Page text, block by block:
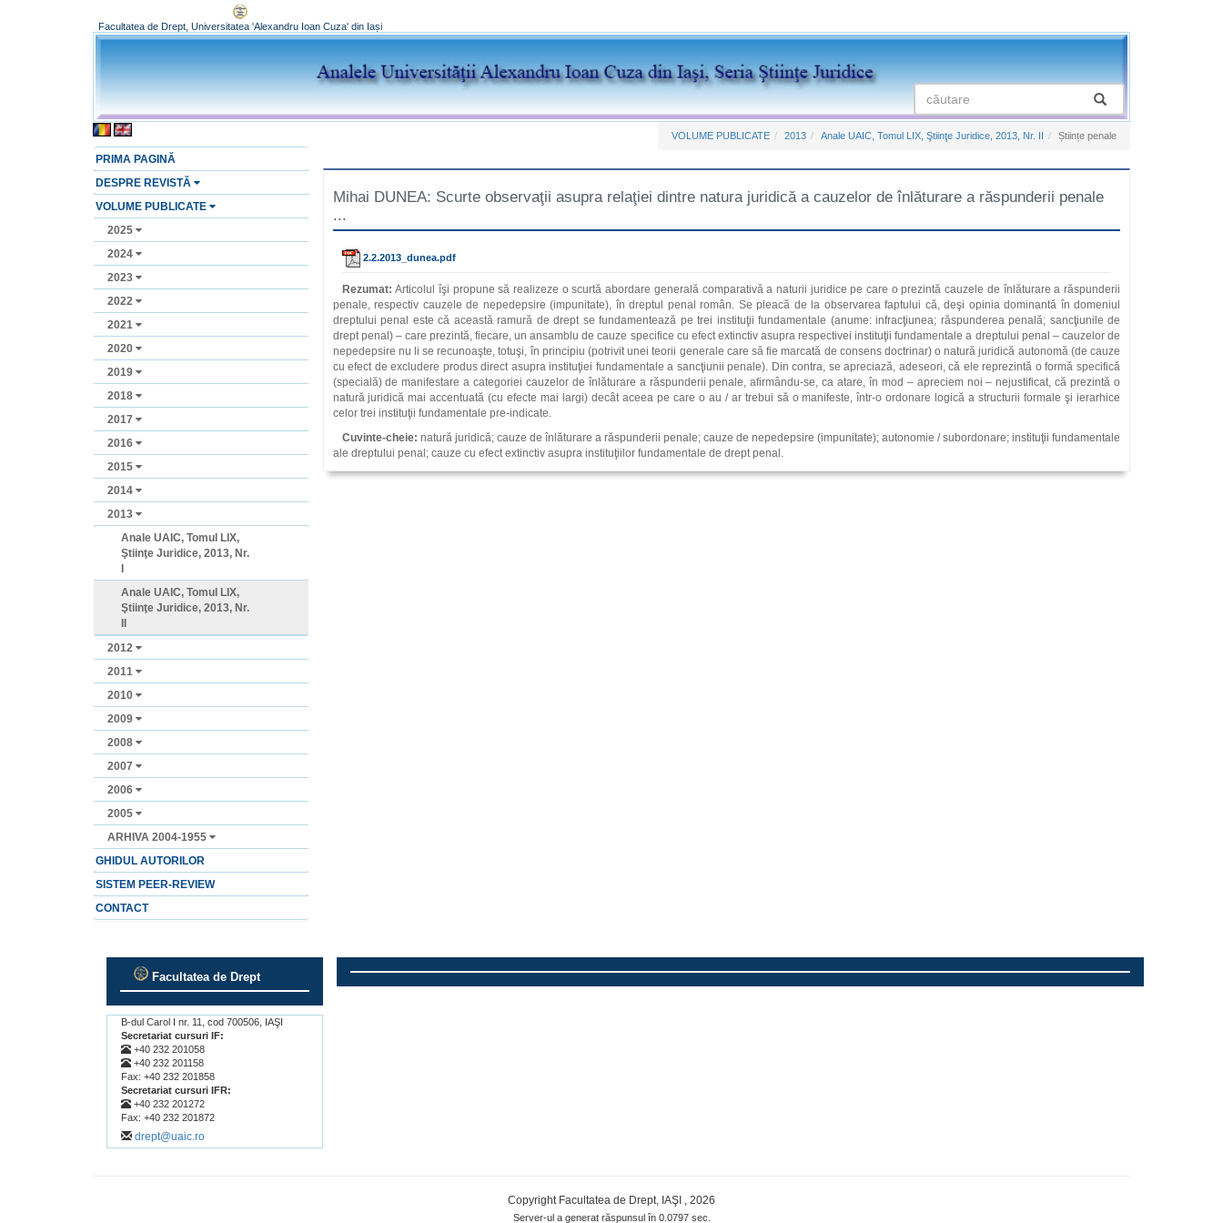
Facultatea de Drept, Universitatea 'Alexandru Ioan Cuza' din Iași
PRIMA PAGINĂ
DESPRE REVISTĂ
VOLUME PUBLICATE
2025
2024
2023
2022
2021
2020
2019
2018
2017
2016
2015
2014
2013
Anale UAIC, Tomul LIX,
Ştiinţe Juridice, 2013, Nr.
I
Anale UAIC, Tomul LIX,
Ştiinţe Juridice, 2013, Nr.
II
2012
2011
2010
2009
2008
2007
2006
2005
ARHIVA 2004-1955
GHIDUL AUTORILOR
SISTEM PEER-REVIEW
CONTACT
VOLUME PUBLICATE 2013 Anale UAIC, Tomul LIX, Ştiinţe Juridice, 2013, Nr. II Științe penale
Mihai DUNEA: Scurte observaţii asupra relaţiei dintre natura juridică a cauzelor de înlăturare a răspunderii penale
...
2.2.2013_dunea.pdf
Rezumat:Articolul îşi propune să realizeze o scurtă abordare generală comparativă a naturii juridice pe care o prezintă cauzele de înlăturare a răspunderii
penale, respectiv cauzele de nepedepsire (impunitate), în dreptul penal român. Se pleacă de la observarea faptului că, deşi opinia dominantă în domeniul
dreptului penal este că această ramură de drept se fundamentează pe trei instituţii fundamentale (anume: infracţiunea; răspunderea penală; sancţiunile de
drept penal) – care prezintă, fiecare, un ansamblu de cauze specifice cu efect extinctiv asupra respectivei instituţii fundamentale a dreptului penal – cauzelor de
nepedepsire nu li se recunoaşte, totuşi, în principiu (potrivit unei teorii generale care să fie marcată de consens doctrinar) o natură juridică autonomă (de cauze
cu efect de excludere produs direct asupra instituţiei fundamentale a sancţiunii penale). Din contra, se apreciază, adeseori, că ele reprezintă o formă specifică
(specială) de manifestare a categoriei cauzelor de înlăturare a răspunderii penale, afirmându-se, ca atare, în mod – apreciem noi – nejustificat, că prezintă o
natură juridică mai accentuată (cu efecte mai largi) decât aceea pe care o au / ar trebui să o manifeste, într-o ordonare logică a structurii formale şi ierarhice
celor trei instituţii fundamentale pre-indicate.
Cuvinte-cheie: natură juridică; cauze de înlăturare a răspunderii penale; cauze de nepedepsire (impunitate); autonomie / subordonare; instituţii fundamentale
ale dreptului penal; cauze cu efect extinctiv asupra instituţiilor fundamentale de drept penal.
Facultatea de Drept
B-dul Carol I nr. 11, cod 700506, IAŞI
Secretariat cursuri IF:
+40 232 201058
+40 232 201158
Fax: +40 232 201858
Secretariat cursuri IFR:
+40 232 201272
Fax: +40 232 201872
drept@uaic.ro
Copyright Facultatea de Drept, IAŞI , 2026
Server-ul a generat răspunsul în 0.0797 sec.